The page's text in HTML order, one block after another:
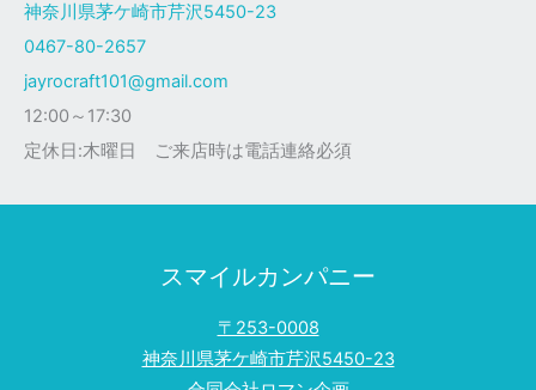
様
神奈川県茅ケ崎市芹沢5450-23
0467-80-2657
jayrocraft101@gmail.com
12:00～17:30
定休日:木曜日 ご来店時は電話連絡必須
スマイルカンパニー
〒253-0008
神奈川県茅ケ崎市芹沢5450-23